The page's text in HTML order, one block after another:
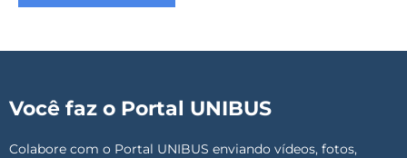
Você faz o Portal UNIBUS
Colabore com o Portal UNIBUS enviando vídeos, fotos,